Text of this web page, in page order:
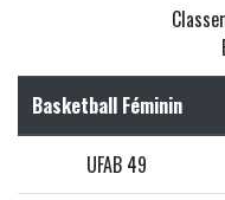
Basketball Féminin
UFAB 49